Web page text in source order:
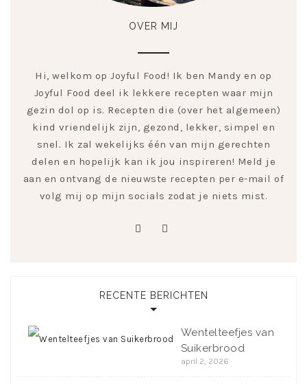
OVER MIJ
Hi, welkom op Joyful Food! Ik ben Mandy en op
Joyful Food deel ik lekkere recepten waar mijn
gezin dol op is. Recepten die (over het algemeen)
kind vriendelijk zijn, gezond, lekker, simpel en
snel. Ik zal wekelijks één van mijn gerechten
delen en hopelijk kan ik jou inspireren! Meld je
aan en ontvang de nieuwste recepten per e-mail of
volg mij op mijn socials zodat je niets mist.
RECENTE BERICHTEN
Wentelteefjes van
Suikerbrood
april 2, 2026